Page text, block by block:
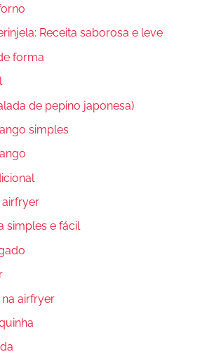
Receita saborosa e leve
forma
de pepino japonesa)
simples
airfryer
simples e fácil
airfryer